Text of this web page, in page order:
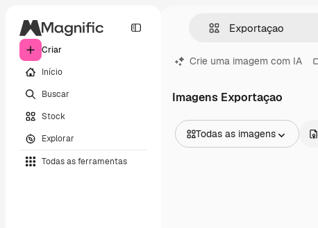
Criar
Início
Buscar
Stock
Explorar
Todas as ferramentas
Crie uma imagem com IA
Imagens Exportaçao
Todas as imagens